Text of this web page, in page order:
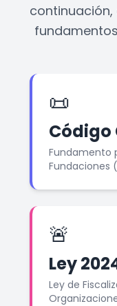
📜
Código
Fundamento
Fundaciones
🚨
Ley
Ley de